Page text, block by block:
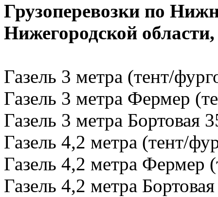
Грузоперевозки по
Нижегородской
Газель 3 метра (тент/
Газель 3 метра Фермер
Газель 3 метра Бортовая
Газель 4,2 метра (тент/
Газель 4,2 метра Фермер
Газель 4,2 метра